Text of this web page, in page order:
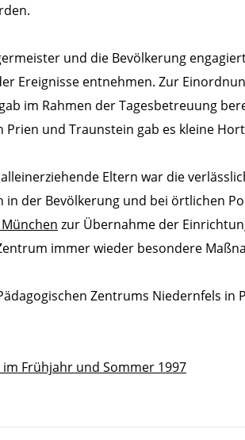
und die Bevölkerung
Ereignisse entnehmen. Zur
im Rahmen der Tagesbetreuung
und Traunstein gab es kleine
Eltern war die
in der Bevölkerung und bei örtlichen
zur Übernahme der
immer wieder besondere
Zentrums Niedernfels in
Frühjahr und Sommer 1997